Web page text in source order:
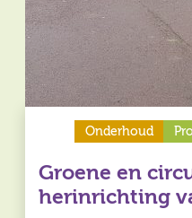
Onderhoud
Groene en
herinrichting